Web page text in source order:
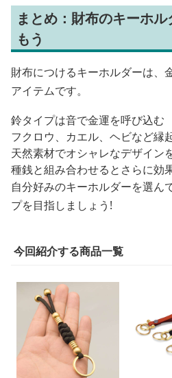
まとめ：財布のキーホ
もう
財布につけるキーホルダーは、
アイテムです。
鈴タイプは音で金運を呼び込む
フクロウ、カエル、ヘビなど縁
天然素材でオシャレなデザイン
種銭と組み合わせるとさらに効
自分好みのキーホルダーを選ん
プを目指しましょう!
今回紹介する商品一覧